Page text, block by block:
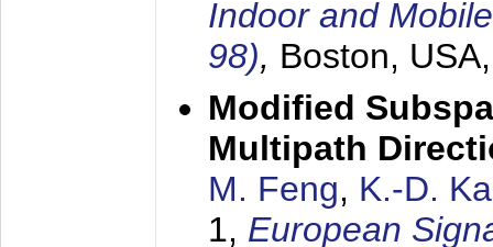
Indoor and
98), Boston,
Modified
Multipath
M. Feng, K.-D.
1, European